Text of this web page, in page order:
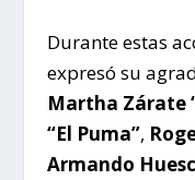
Durante estas
expresó su
Martha Zárate
“El Puma”,
Armando